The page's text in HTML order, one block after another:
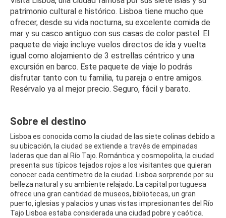
patrimonio cultural e histórico. Lisboa tiene mucho que
ofrecer, desde su vida nocturna, su excelente comida de
mar y su casco antiguo con sus casas de color pastel. El
paquete de viaje incluye vuelos directos de ida y vuelta
igual como alojamiento de 3 estrellas céntrico y una
excursión en barco. Este paquete de viaje lo podrás
disfrutar tanto con tu familia, tu pareja o entre amigos.
Resérvalo ya al mejor precio. Seguro, fácil y barato.
Sobre el destino
Lisboa es conocida como la ciudad de las siete colinas debido a
su ubicación, la ciudad se extiende a través de empinadas
laderas que dan al Río Tajo. Romántica y cosmopolita, la ciudad
presenta sus típicos tejados rojos a los visitantes que quieran
conocer cada centímetro de la ciudad. Lisboa sorprende por su
belleza natural y su ambiente relajado. La capital portuguesa
ofrece una gran cantidad de museos, bibliotecas, un gran
puerto, iglesias y palacios y unas vistas impresionantes del Río
Tajo Lisboa estaba considerada una ciudad pobre y caótica.